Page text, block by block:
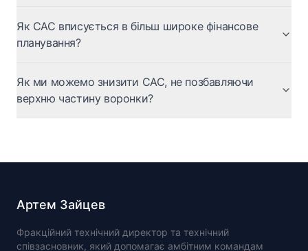
Як CAC вписується в більш широке фінансове
планування?
Як ми можемо знизити CAC, не позбавляючи
верхню частину воронки?
Артем Зайцев
Фракційний технічний директор та технічний
співзасновник, який допомагає амбітним командам